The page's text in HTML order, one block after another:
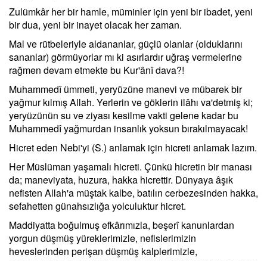
Zulümkâr her bir hamle, müminler için yeni bir ibadet, yeni
bir dua, yeni bir inayet olacak her zaman.
Mal ve rütbeleriyle aldananlar, güçlü olanlar (olduklarını
sananlar) görmüyorlar mı ki asırlardır uğraş vermelerine
rağmen devam etmekte bu Kur'ânî dava?!
Muhammedî ümmeti, yeryüzüne manevi ve mübarek bir
yağmur kılmış Allah. Yerlerin ve göklerin ilâhı va'detmiş ki;
yeryüzünün su ve ziyası kesilme vakti gelene kadar bu
Muhammedî yağmurdan insanlık yoksun bırakılmayacak!
Hicret eden Nebi'yi (S.) anlamak için hicreti anlamak lazım.
Her Müslüman yaşamalı hicreti. Çünkü hicretin bir manası
da; maneviyata, huzura, hakka hicrettir. Dünyaya âşık
nefisten Allah'a müştak kalbe, batılın cerbezesinden hakka,
sefahetten günahsızlığa yolculuktur hicret.
Maddiyatta boğulmuş efkârımızla, beşerî kanunlardan
yorgun düşmüş yüreklerimizle, nefislerimizin
heveslerinden perişan düşmüş kalplerimizle,